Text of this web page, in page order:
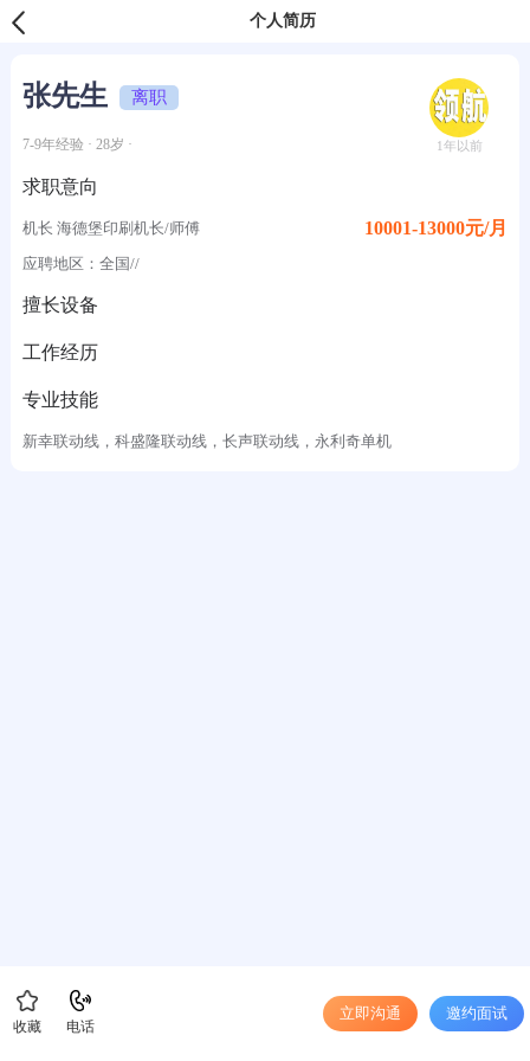
个人简历
张先生 离职
7-9年经验 · 28岁 · 1年以前
求职意向
机长 海德堡印刷机长/师傅 10001-13000元/月
应聘地区：全国//
擅长设备
工作经历
专业技能
新幸联动线，科盛隆联动线，长声联动线，永利奇单机
收藏 电话
立即沟通 邀约面试